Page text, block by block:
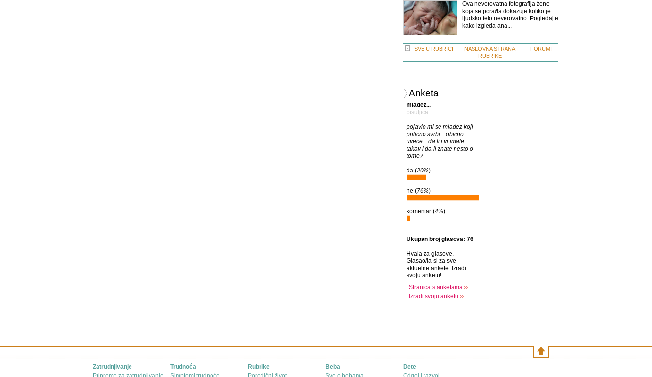
Ova neverovatna fotografija žene
koja se porađa dokazuje koliko je
ljudsko telo neverovatno. Pogledajte
kako izgleda ana...
SVE U RUBRICI
NASLOVNA STRANA
RUBRIKE
FORUMI
Anketa
mladez...
pisuljica
pojavio mi se mladez koji
prilicno svrbi... obicno
uvece... da li i vi imate
takav i da li znate nesto o
tome?
da (20%)
ne (76%)
komentar (4%)
Ukupan broj glasova: 76
Hvala za glasove.
Glasao/la si za sve
aktuelne ankete. Izradi
svoju anketu!
Stranica s anketama
Izradi svoju anketu
Zatrudnjivanje
Pripreme za zatrudnjivanje
Trudnoća
Simptomi trudnoće
Rubrike
Porodični život
Beba
Sve o bebama
Dete
Odgoj i razvoj